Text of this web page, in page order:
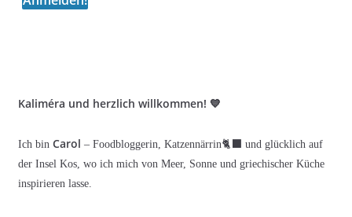
Kaliméra und herzlich willkommen! 💙
Ich bin Carol – Foodbloggerin, Katzennärrin🐈‍⬛ und glücklich auf
der Insel Kos, wo ich mich von Meer, Sonne und griechischer Küche
inspirieren lasse.